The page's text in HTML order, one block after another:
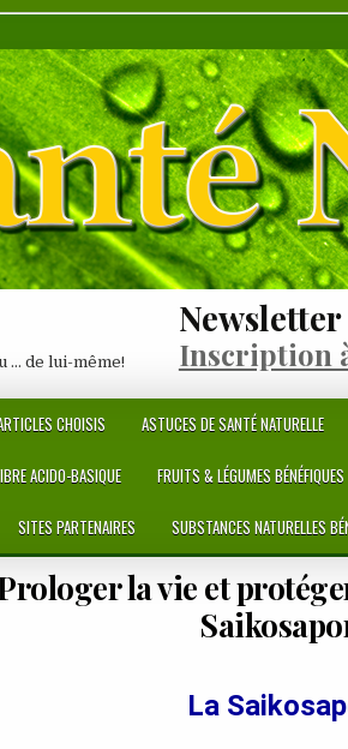
… de lui-même!
Newsletter
Inscription
CHOISIS ASTUCES DE SANTÉ NATURELLE
ACIDO-BASIQUE FRUITS & LÉGUMES BÉNÉFIQUES
SITES PARTENAIRES SUBSTANCES NATURELLES
la vie et
La